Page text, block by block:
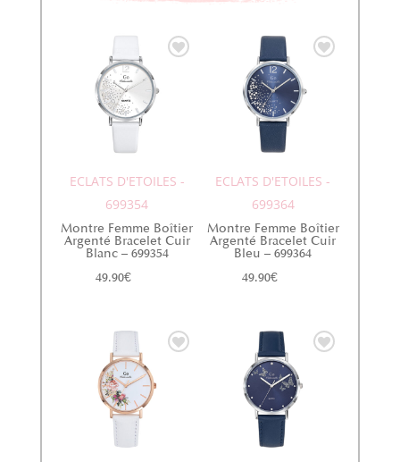
ECLATS D'ETOILES -
699354
Montre Femme Boîtier
Argenté Bracelet Cuir
Blanc – 699354
49.90€
ECLATS D'ETOILES -
699364
Montre Femme Boîtier
Argenté Bracelet Cuir
Bleu – 699364
49.90€